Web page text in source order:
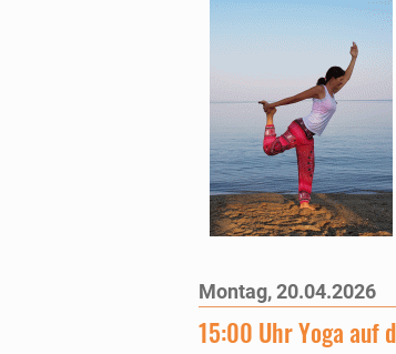
Montag, 20.04.2026
15:00 Uhr Yoga auf